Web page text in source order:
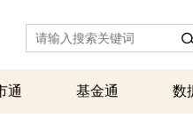
通 基金通 数